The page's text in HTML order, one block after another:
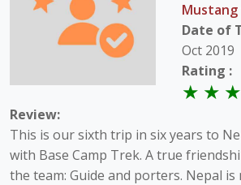
Date of
Oct 2019
Rating :
Review:
This is our sixth trip in six years to
with Base Camp Trek. A true
the team: Guide and porters. Nepal is